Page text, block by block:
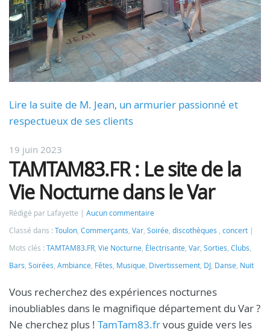
Lire la suite de M. Jean, un armurier passionné et
respectueux de ses clients
19 juin 2023
TAMTAM83.FR : Le site de la
Vie Nocturne dans le Var
Rédigé par Lafayette
Aucun commentaire
Classé dans : Toulon, Commerçants, Var, Soirée, discothèques , concert
Mots clés : TAMTAM83.FR, Vie Nocturne, Électrisante, Var, Sorties, Clubs,
Bars, Soirées, Ambiance, Fêtes, Musique, Divertissement, DJ, Danse, Nuit
Vous recherchez des expériences nocturnes
inoubliables dans le magnifique département du Var ?
Ne cherchez plus ! TamTam83.frvous guide vers les